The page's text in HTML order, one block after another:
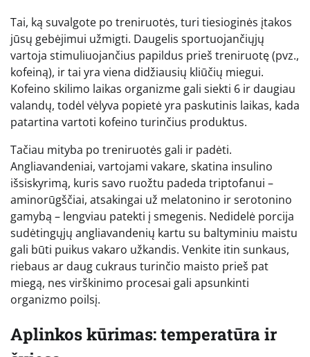
Tai, ką suvalgote po treniruotės, turi tiesioginės įtakos
jūsų gebėjimui užmigti. Daugelis sportuojančiųjų
vartoja stimuliuojančius papildus prieš treniruotę (pvz.,
kofeiną), ir tai yra viena didžiausių kliūčių miegui.
Kofeino skilimo laikas organizme gali siekti 6 ir daugiau
valandų, todėl vėlyva popietė yra paskutinis laikas, kada
patartina vartoti kofeino turinčius produktus.
Tačiau mityba po treniruotės gali ir padėti.
Angliavandeniai, vartojami vakare, skatina insulino
išsiskyrimą, kuris savo ruožtu padeda triptofanui –
aminorūgščiai, atsakingai už melatonino ir serotonino
gamybą – lengviau patekti į smegenis. Nedidelė porcija
sudėtingųjų angliavandenių kartu su baltyminiu maistu
gali būti puikus vakaro užkandis. Venkite itin sunkaus,
riebaus ar daug cukraus turinčio maisto prieš pat
miegą, nes virškinimo procesai gali apsunkinti
organizmo poilsį.
Aplinkos kūrimas: temperatūra ir